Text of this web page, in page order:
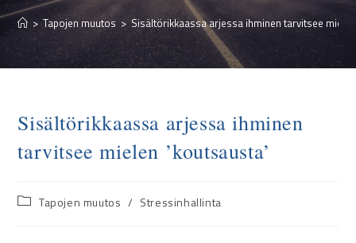
> Tapojen muutos > Sisältörikkaassa arjessa ihminen tarvitsee mielen
Sisältörikkaassa arjessa ihminen
tarvitsee mielen ’koutsausta’
Tapojen muutos / Stressinhallinta